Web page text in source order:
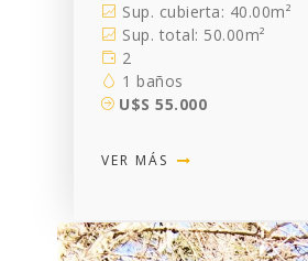
Sup. cubierta: 40.00m²
Sup. total: 50.00m²
2
1 baños
U$S 55.000
VER MÁS